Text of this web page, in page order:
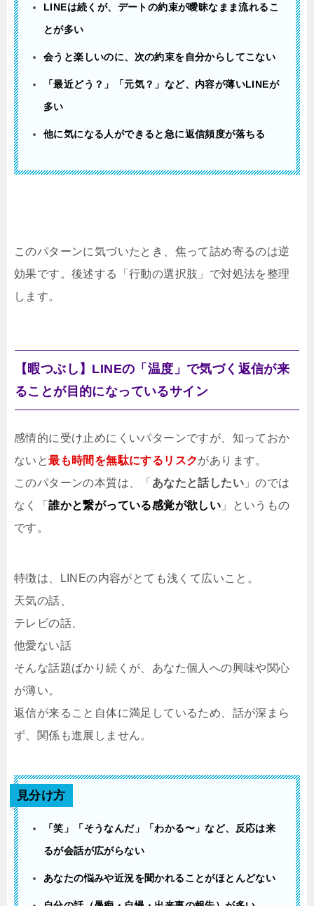
LINEは続くが、デートの約束が曖昧なまま流れるこ
とが多い
会うと楽しいのに、次の約束を自分からしてこない
「最近どう？」「元気？」など、内容が薄いLINEが
多い
他に気になる人ができると急に返信頻度が落ちる
このパターンに気づいたとき、焦って詰め寄るのは逆
効果です。後述する「行動の選択肢」で対処法を整理
します。
【暇つぶし】LINEの「温度」で気づく返信が来
ることが目的になっているサイン
感情的に受け止めにくいパターンですが、知っておか
ないと最も時間を無駄にするリスクがあります。
このパターンの本質は、「 あなたと話したい 」のでは
なく「誰かと繋がっている感覚が欲しい 」というもの
です。
特徴は、LINEの内容がとても浅くて広いこと。
天気の話、
テレビの話、
他愛ない話
そんな話題ばかり続くが、あなた個人への興味や関心
が薄い。
返信が来ること自体に満足しているため、話が深まら
ず、関係も進展しません。
見分け方
「笑」「そうなんだ」「わかる〜」など、反応は来
るが会話が広がらない
あなたの悩みや近況を聞かれることがほとんどない